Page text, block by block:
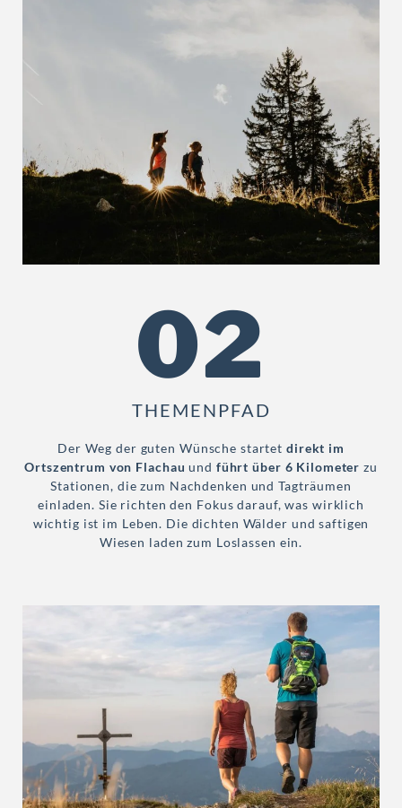
02
THEMENPFAD
Der Weg der guten Wünsche startetdirekt im
Ortszentrum von Flachau und führt über 6 Kilometer zu
Stationen, die zum Nachdenken und Tagträumen
einladen. Sie richten den Fokus darauf, was wirklich
wichtig ist im Leben. Die dichten Wälder und saftigen
Wiesen laden zum Loslassen ein.